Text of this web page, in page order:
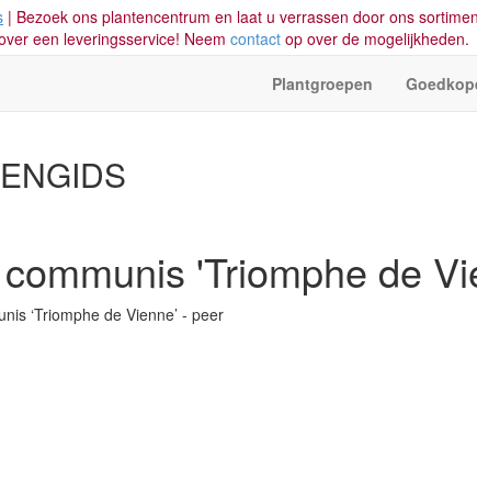
| Bezoek ons plantencentrum en laat u verrassen door ons
een leveringsservice! Neem contact op over de mogelijkheden.
Plantgroepen
'Triomphe de